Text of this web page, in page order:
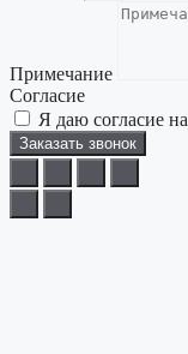
Примечание
Согласие
Я даю согласие на
Заказать звонок